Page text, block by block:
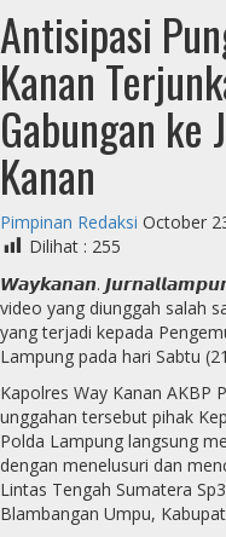
Antisipasi
Kanan
Gabungan ke
Kanan
Pimpinan Redaksi October
Dilihat : 255
𝙒𝙖𝙮𝙠𝙖𝙣𝙖𝙣.
video yang diunggah salah
yang terjadi kepada
Lampung pada hari Sabtu
Kapolres Way Kanan
unggahan tersebut pihak
Polda Lampung langsung
dengan menelusuri dan
Lintas Tengah Sumatera
Blambangan Umpu,